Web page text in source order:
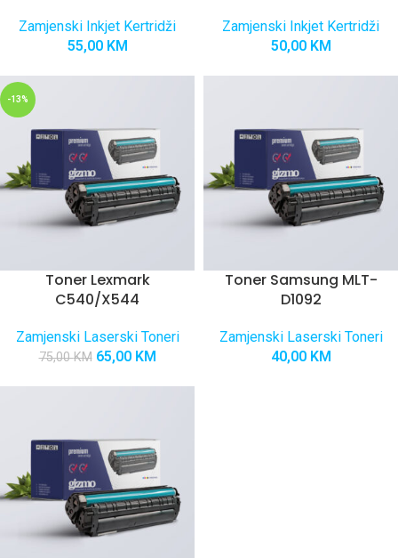
Zamjenski Inkjet Kertridži
55,00 KM
Zamjenski Inkjet Kertridži
50,00 KM
-13%
Toner Lexmark
C540/X544
Zamjenski Laserski Toneri
75,00KM 65,00 KM
Toner Samsung MLT-
D1092
Zamjenski Laserski Toneri
40,00 KM